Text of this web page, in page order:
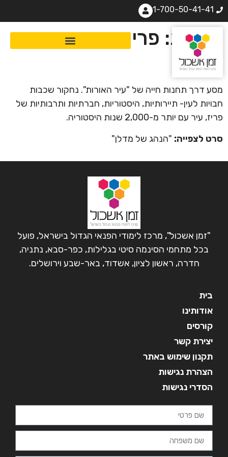
1-700-50-41-41
צרפת: פריז – תחנות
חייה
מסע דרך תחנות חייה של "עיר האורות". נחקור שכבות
חבויות לעין- תיירותיות, היסטוריות, חברתיות ותרבותיות של
פריז, עיר עם יותר מ-2,000 שנות היסטוריה.
סרט לצפייה: "הנהג של מדלן"
"זמן אשכול", מרכז לימודי הפנאי הגדול בישראל, פועל
בכל מתחמי הסינמה סיטי בגלילות, כפר-סבא, נתניה,
חדרה, ראשון לציון, אשדוד, באר-שבע וירושלים.
בית
אודותינו
קורסים
יצירת קשר
תקנון שימוש באתר
הצהרת נגישות
הסדרי נגישות